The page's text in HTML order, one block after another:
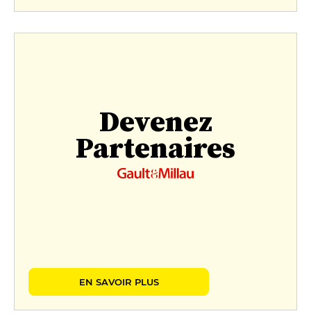
Devenez
Partenaires
EN SAVOIR PLUS